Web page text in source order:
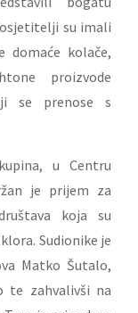
su imali
domaće kolače,
proizvode
se prenose s
u Centru
je prijem za
koja su
Sudionike je
Matko Šutalo,
te zahvalivši na